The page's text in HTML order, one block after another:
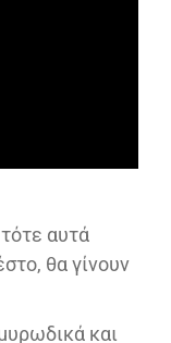
αυτά
θα γίνουν
και